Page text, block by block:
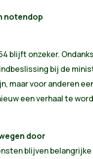
notendop
blijft onzeker.
bij de
maar voor anderen
een verhaal te
door
blijven